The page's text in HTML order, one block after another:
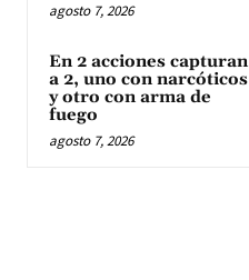
agosto 7, 2026
En 2 acciones capturan
a 2, uno con narcóticos
y otro con arma de
fuego
agosto 7, 2026